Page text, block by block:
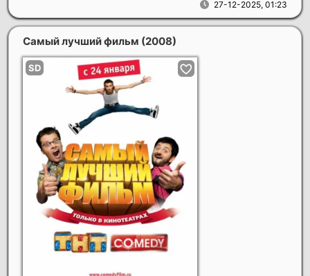
27-12-2025, 01:23
Самый лучший фильм (2008)